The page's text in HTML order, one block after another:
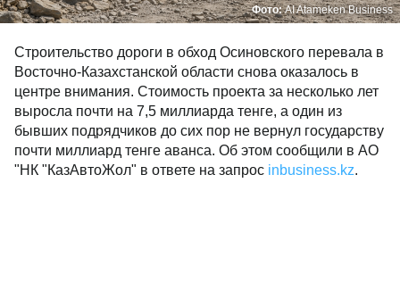
Фото:AI Atameken Business
Строительство дороги в обход Осиновского перевала в
Восточно-Казахстанской области снова оказалось в
центре внимания. Стоимость проекта за несколько лет
выросла почти на 7,5 миллиарда тенге, а один из
бывших подрядчиков до сих пор не вернул государству
почти миллиард тенге аванса. Об этом сообщили в АО
"НК "КазАвтоЖол" в ответе на запрос inbusiness.kz.